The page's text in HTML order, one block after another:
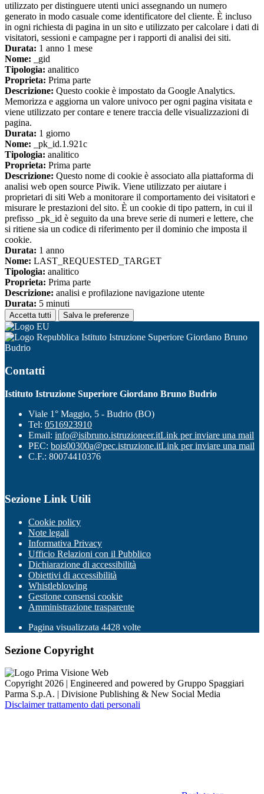
utilizzato per distinguere utenti unici assegnando un numero
generato in modo casuale come identificatore del cliente. È incluso
in ogni richiesta di pagina in un sito e utilizzato per calcolare i dati di
visitatori, sessioni e campagne per i rapporti di analisi dei siti.
Durata: 1 anno 1 mese
Nome: _gid
Tipologia: analitico
Proprieta: Prima parte
Descrizione: Questo cookie è impostato da Google Analytics.
Memorizza e aggiorna un valore univoco per ogni pagina visitata e
viene utilizzato per contare e tenere traccia delle visualizzazioni di
pagina.
Durata: 1 giorno
Nome: _pk_id.1.921c
Tipologia: analitico
Proprieta: Prima parte
Descrizione: Questo nome di cookie è associato alla piattaforma di
analisi web open source Piwik. Viene utilizzato per aiutare i
proprietari di siti Web a monitorare il comportamento dei visitatori e
misurare le prestazioni del sito. È un cookie di tipo pattern, in cui il
prefisso _pk_id è seguito da una breve serie di numeri e lettere, che
si ritiene sia un codice di riferimento per il dominio che imposta il
cookie.
Durata: 1 anno
Nome: LAST_REQUESTED_TARGET
Tipologia: analitico
Proprieta: Prima parte
Descrizione: analisi e profilazione navigazione utente
Durata: 5 minuti
Accetta tutti Salva le preferenze
Istituto Istruzione Superiore Giordano Bruno
Budrio
Contatti
Istituto Istruzione Superiore Giordano Bruno Budrio
Viale 1° Maggio, 5 - Budrio (BO)
Tel: 0516923910
Email: info@isibruno.istruzioneer.itLink per inviare una mail
PEC: bois00300a@pec.istruzione.itLink per inviare una mail
C.F.: 80074410376
Sezione Link Utili
Cookie policy
Note legali
Informativa Privacy
Ufficio Relazioni con il Pubblico
Dichiarazione di accessibilità
Obiettivi di accessibilità
Whistleblowing
Gestione consensi cookie
Amministrazione trasparente
Pagina visualizzata 4428 volte
Sezione Copyright
Copyright 2026 | Engineered and powered by Gruppo Spaggiari
Parma S.p.A. | Divisione Publishing & New Social Media
Disclaimer trattamento dati personali